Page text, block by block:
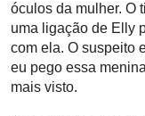
óculos da mulher. O
uma ligação de Elly
com ela. O suspeito
eu pego essa
mais visto.